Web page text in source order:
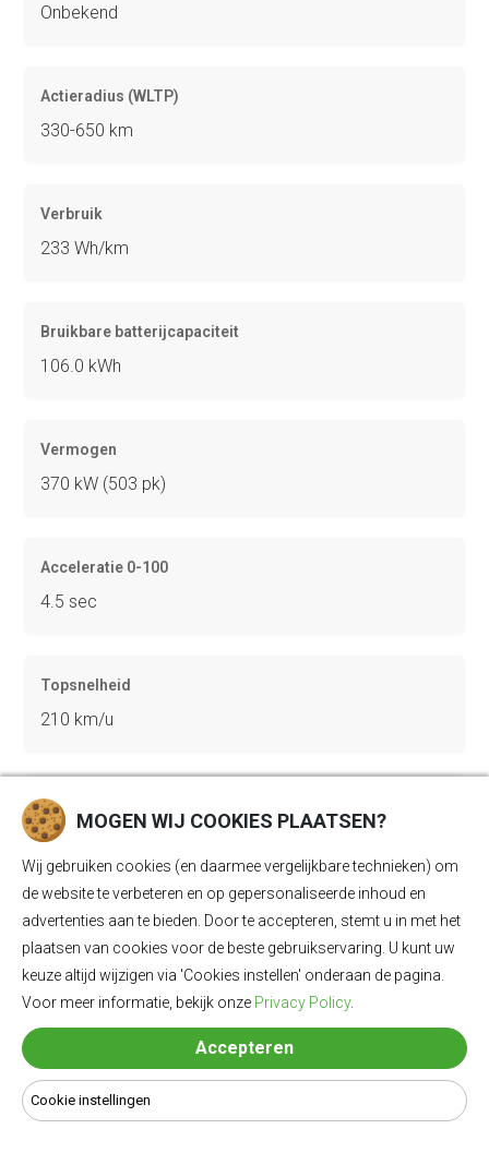
Onbekend
Actieradius (WLTP)
330-650 km
Verbruik
233 Wh/km
Bruikbare batterijcapaciteit
106.0 kWh
Vermogen
370 kW (503 pk)
Acceleratie 0-100
4.5 sec
Topsnelheid
210 km/u
Gewicht
2725 kg
Bagageruimte
569 Ll
4915 mm
MOGEN WIJ COOKIES PLAATSEN?
Wij gebruiken cookies (en daarmee vergelijkbare technieken) om
de website te verbeteren en op gepersonaliseerde inhoud en
advertenties aan te bieden. Door te accepteren, stemt u in met het
plaatsen van cookies voor de beste gebruikservaring. U kunt uw
keuze altijd wijzigen via 'Cookies instellen' onderaan de pagina.
Voor meer informatie, bekijk onze Privacy Policy.
Accepteren
Cookie instellingen